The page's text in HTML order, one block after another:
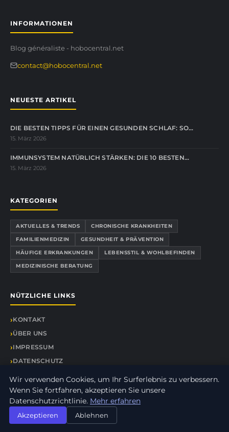
INFORMATIONEN
Blog généraliste - hobocentral.net
contact@hobocentral.net
NEUESTE ARTIKEL
DIE BESTEN TIPPS FÜR EINEN GESUNDEN SCHLAF: SO…
15. März 2026
IMMUNSYSTEM NATÜRLICH STÄRKEN: DIE 10 BESTEN…
15. März 2026
KATEGORIEN
AKTUELLES & TRENDS
CHRONISCHE KRANKHEITEN
FAMILIENMEDIZIN
GESUNDHEIT & PRÄVENTION
HÄUFIGE ERKRANKUNGEN
LEBENSSTIL & WOHLBEFINDEN
MEDIZINISCHE BERATUNG
NÜTZLICHE LINKS
KONTAKT
ÜBER UNS
IMPRESSUM
DATENSCHUTZ
SEITENÜBERSICHT
© 2026 Hobocentral. Alle Rechte vorbehalten
Wir verwenden Cookies, um Ihr Surferlebnis zu verbessern.
Wenn Sie fortfahren, akzeptieren Sie unsere
Datenschutzrichtlinie. Mehr erfahren
Akzeptieren Ablehnen